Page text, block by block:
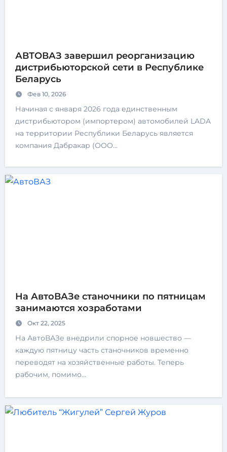
АВТОВАЗ завершил реорганизацию
дистрибьюторской сети в Республике
Беларусь
Фев 10, 2026
Начиная с января 2026 года единственным
дистрибьютором (импортером) автомобилей LADA
на территории Республики Беларусь является
компания Дабракар (ООО…
На АвтоВАЗе станочники по пятницам
занимаются хозработами
Окт 22, 2025
На АвтоВАЗе внедрили спорное новшество —
каждую пятницу часть станочников временно
переводят на хозяйственные работы. Теперь
рабочим, помимо…